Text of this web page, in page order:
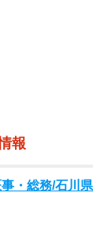
報
・総務/石川